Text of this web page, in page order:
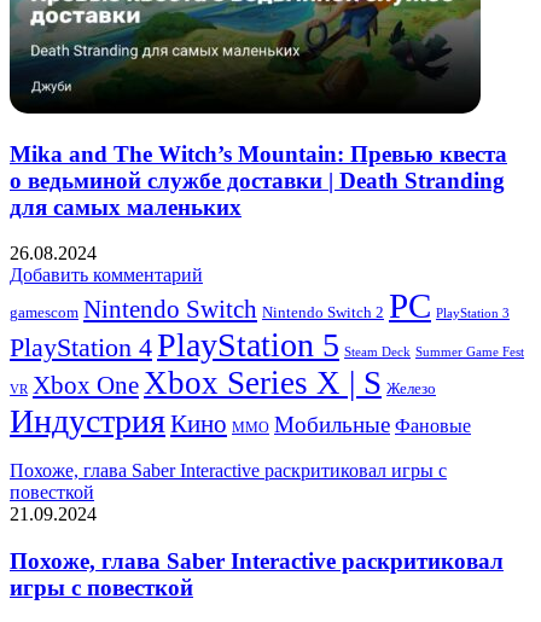
Mika and The Witch’s Mountain: Превью квеста
о ведьминой службе доставки | Death Stranding
для самых маленьких
26.08.2024
Добавить комментарий
gamescom Nintendo Switch Nintendo Switch 2 PC PlayStation 3
PlayStation 4PlayStation 5 Steam Deck Summer Game Fest
VR Xbox OneXbox Series X | S Железо
ИндустрияКино ММО Мобильные Фановые
Похоже, глава Saber Interactive раскритиковал игры с
повесткой
21.09.2024
Похоже, глава Saber Interactive раскритиковал
игры с повесткой